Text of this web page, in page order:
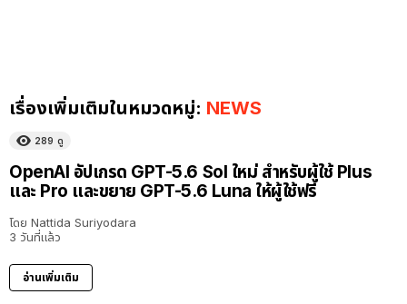
เรื่องเพิ่มเติมในหมวดหมู่: NEWS
289 ดู
OpenAI อัปเกรด GPT-5.6 Sol ใหม่ สำหรับผู้ใช้ Plus
และ Pro และขยาย GPT-5.6 Luna ให้ผู้ใช้ฟรี
โดย Nattida Suriyodara
3 วันที่แล้ว
อ่านเพิ่มเติม